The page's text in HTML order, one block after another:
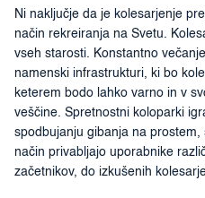
Ni naključje da je kolesarjenje
način rekreiranja na Svetu.
vseh starosti. Konstantno
namenski infrastrukturi, ki bo
keterem bodo lahko varno in v
veščine. Spretnostni koloparki
spodbujanju gibanja na
način privabljajo uporabnike
začetnikov, do izkušenih